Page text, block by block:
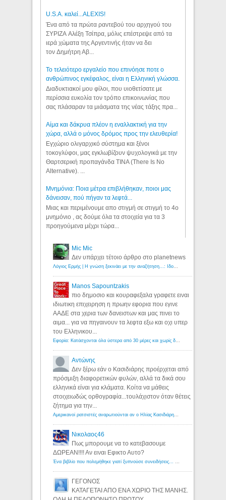
U.S.A. καλεί...ALEXIS!
Ένα από τα πρώτα ραντεβού του αρχηγού του
ΣΥΡΙΖΑ Αλέξη Τσίπρα, μόλις επέστρεψε από τα
ιερά χώματα της Αργεντινής ήταν να δει
τον Δημήτρη Αβ...
Το τελειότερο εργαλείο που επινόησε ποτε ο
ανθρώπινος εγκέφαλος, είναι η Ελληνική γλώσσα.
Διαδυκτιακοί μου φίλοι, που υιοθετίσατε με
περίσσια ευκολία τον τρόπο επικοινωνίας που
σας πλάσαραν τα μιάσματα της νέας τάξης πρα...
Αίμα και δάκρυα πλέον η εναλλακτική για την
χώρα, αλλά ο μόνος δρόμος προς την ελευθερία!
Εγχώριο ολιγαρχικό σύστημα και ξένοι
τοκογλύφοι, μας εγκλωβίζουν ψυχολογικά με την
Θαρτσερική προπαγάνδα TINA (There Is No
Alternative). ...
Μνημόνια: Ποια μέτρα επιβλήθηκαν, ποιοι μας
δάνεισαν, πού πήγαν τα λεφτά...
Μιας και περιμένουμε απο στιγμή σε στιγμή το 4ο
μνημόνιο , ας δούμε όλα τα στοιχεία για τα 3
προηγούμενα μέχρι τώρα...
Mic Mic
Δεν υπάρχει τέτοιο άρθρο στο planetnews
Manos Sapountzakis
πιο δημοσιο και κουραφεξαλα γραφετε ειναι
ιδιωτικη επιχειρηση η πρωην εφορια που εγινε
ΑΑΔΕ στα χερια των δανειστων και μας πινει το
αιμα... για να πηγαινουν τα λεφτα εξω και οχι υπερ
του Ελληνικου...
Αντώνης
Δεν ξέρω εάν ο Κασιδιάρης προέρχεται από
πρόσμιξη διαφορετικών φυλών, αλλά τα δικά σου
ελληνικά είναι για κλάματα. Κοίτα να μάθεις
στοιχειωδώς ορθογραφία...τουλάχιστον όταν θέτεις
ζήτημα για την...
Νικολαος46
Πως μπορουμε να το κατεβασουμε
ΔΩΡΕΑΝ!!!! Αν ειναι Εφικτο Αυτο?
ΓΕΓΟΝΟΣ
ΚΑΤΑΓΕΤΑΙ ΑΠΟ ΕΝΑ ΧΩΡΙΟ ΤΗΣ ΜΑΝΗΣ.